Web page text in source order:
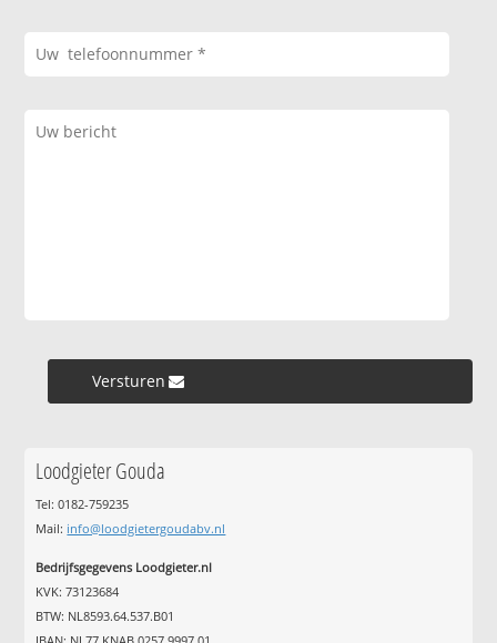
Versturen »
Loodgieter Gouda
Tel: 0182-759235
Mail: info@loodgietergoudabv.nl
Bedrijfsgegevens Loodgieter.nl
KVK: 73123684
BTW: NL8593.64.537.B01